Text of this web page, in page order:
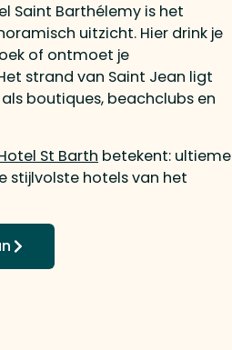
Saint Barthélemy is het
uitzicht. Hier drink je
of ontmoet je
strand van Saint Jean ligt
boutiques, beachclubs en
St Barth betekent: ultieme
stijlvolste hotels van het